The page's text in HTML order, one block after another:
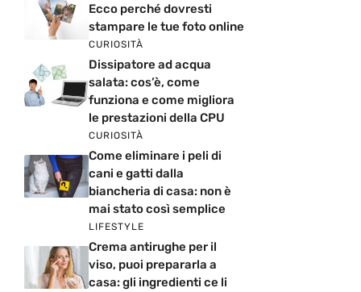
Ecco perché dovresti
stampare le tue foto online
CURIOSITÀ
Dissipatore ad acqua
salata: cos’è, come
funziona e come migliora
le prestazioni della CPU
CURIOSITÀ
Come eliminare i peli di
cani e gatti dalla
biancheria di casa: non è
mai stato così semplice
LIFESTYLE
Crema antirughe per il
viso, puoi prepararla a
casa: gli ingredienti ce li